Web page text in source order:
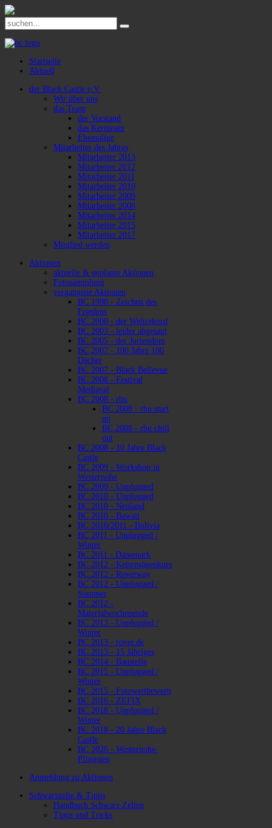
Startseite
Aktuell
der Black Castle e.V.
Wir über uns
das Team
der Vorstand
das Kernteam
Ehemalige
Mitarbeiter des Jahres
Mitarbeiter 2013
Mitarbeiter 2012
Mitarbeiter 2011
Mitarbeiter 2010
Mitarbeiter 2009
Mitarbeiter 2008
Mitarbeiter 2014
Mitarbeiter 2015
Mitarbeiter 2017
Mitglied werden
Aktionen
aktuelle & geplante Aktionen
Fotosammlung
vergangene Aktionen
BC 1998 - Zeichen des
Friedens
BC 2000 - der Weltrekord
BC 2003 - leider abgesagt
BC 2005 - der Jurtendom
BC 2007 - 100 Jahre 100
Dächer
BC 2007 - Black Bellevue
BC 2008 - Festival
Mediaval
BC 2008 - rbu
BC 2008 - rbu start
up
BC 2008 - rbu chill
out
BC 2008 - 10 Jahre Black
Castle
BC 2009 - Workshop in
Westernohe
BC 2009 - Unplugged
BC 2010 - Unplugged
BC 2010 - Neuland
BC 2010 - Bawaii
BC 2010/2011 - Bolivia
BC 2011 - Unplugged /
Winter
BC 2011 - Dänemark
BC 2012 - Kettensägenkurs
BC 2012 - Roverway
BC 2012 - Unplugged /
Sommer
BC 2012 -
Materialwochenende
BC 2013 - Unplugged /
Winter
BC 2013 - rover.de
BC 2013 - 15 Jähriges
BC 2014 - Baustelle
BC 2015 - Unplugged /
Winter
BC 2015 - Fotowettbewerb
BC 2016 - ZEFIX
BC 2018 - Unplugged /
Winter
BC 2018 - 20 Jahre Black
Castle
BC 2026 - Westernohe-
Pfingsten
Anmeldung zu Aktionen
Schwarzzelte & Tipps
Handbuch Schwarz Zelten
Tipps und Tricks